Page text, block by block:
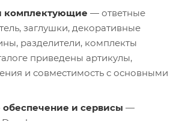
комплектующие — ответные
заглушки, декоративные
разделители, комплекты
приведены артикулы,
и совместимость с основными
и сервисы —